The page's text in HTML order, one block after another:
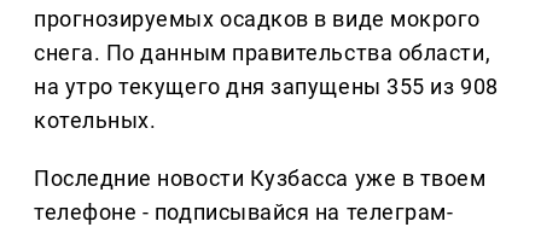
прогнозируемых осадков в виде мокрого
снега. По данным правительства области,
на утро текущего дня запущены 355 из 908
котельных.
Последние новости Кузбасса уже в твоем
телефоне - подписывайся на телеграм-